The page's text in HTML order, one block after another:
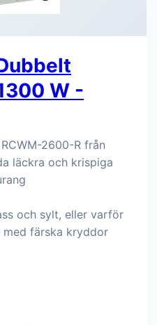
W -
2600-R från
läckra och krispiga
och sylt, eller varför
färska kryddor